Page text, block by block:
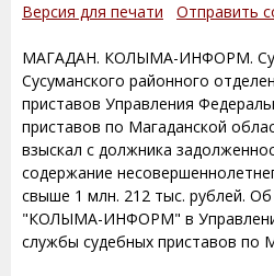
Версия для печати Отправить
МАГАДАН. КОЛЫМА-ИНФОРМ.
Сусуманского районного
приставов Управления
приставов по Магаданской
взыскал с должника
содержание
свыше 1 млн. 212 тыс. рублей.
"КОЛЫМА-ИНФОРМ" в
службы судебных приставов по